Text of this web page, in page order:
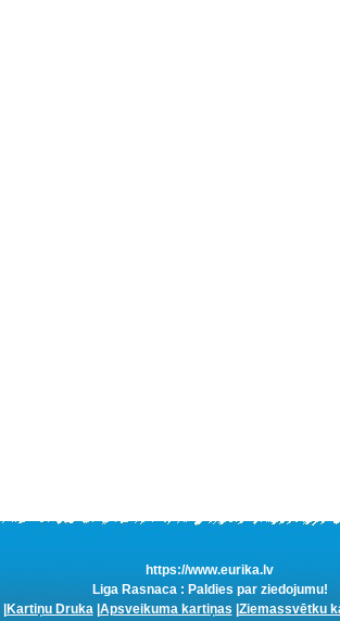
https://www.eurika.lv
Liga Rasnaca : Paldies par ziedojumu!
Kartiņu Druka| Apsveikuma kartiņas Ziemassvētku